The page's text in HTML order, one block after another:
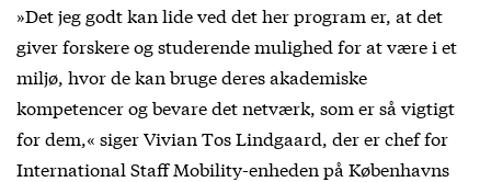
»Det jeg godt kan lide ved det her program er, at det
giver forskere og studerende mulighed for at være i et
miljø, hvor de kan bruge deres akademiske
kompetencer og bevare det netværk, som er så vigtigt
for dem,« siger Vivian Tos Lindgaard, der er chef for
International Staff Mobility-enheden på Københavns